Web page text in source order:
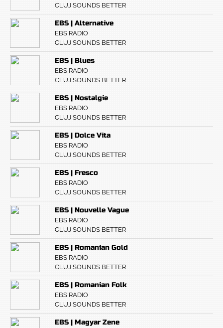
CLUJ SOUNDS BETTER
EBS | Alternative
EBS RADIO
CLUJ SOUNDS BETTER
EBS | Blues
EBS RADIO
CLUJ SOUNDS BETTER
EBS | Nostalgie
EBS RADIO
CLUJ SOUNDS BETTER
EBS | Dolce Vita
EBS RADIO
CLUJ SOUNDS BETTER
EBS | Fresco
EBS RADIO
CLUJ SOUNDS BETTER
EBS | Nouvelle Vague
EBS RADIO
CLUJ SOUNDS BETTER
EBS | Romanian Gold
EBS RADIO
CLUJ SOUNDS BETTER
EBS | Romanian Folk
EBS RADIO
CLUJ SOUNDS BETTER
EBS | Magyar Zene